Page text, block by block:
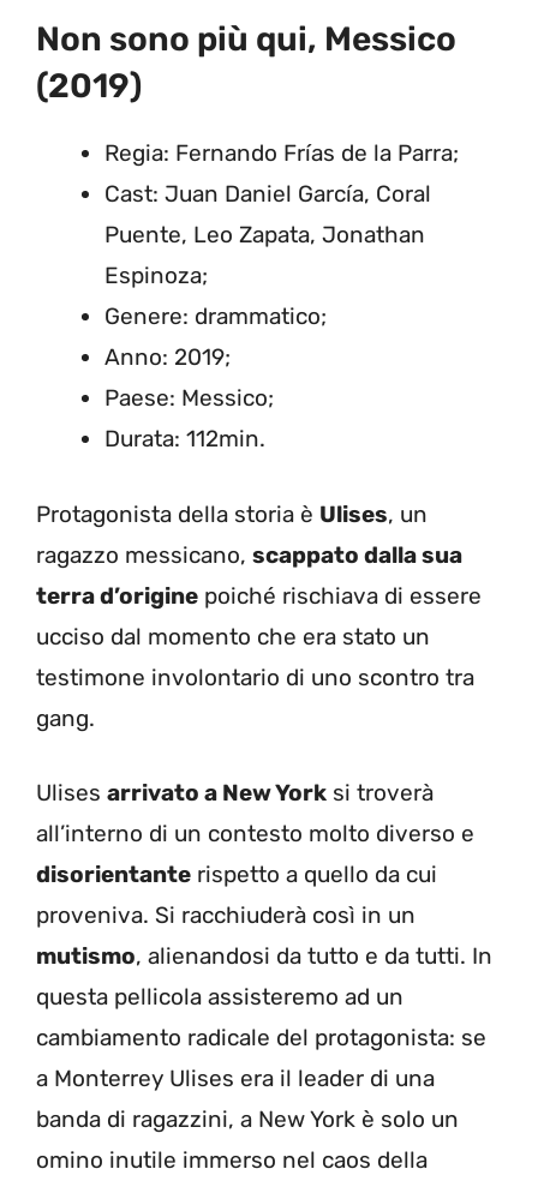
Non sono più qui, Messico
(2019)
Regia: Fernando Frías de la Parra;
Cast: Juan Daniel García, Coral
Puente, Leo Zapata, Jonathan
Espinoza;
Genere: drammatico;
Anno: 2019;
Paese: Messico;
Durata: 112min.
Protagonista della storia è Ulises, un
ragazzo messicano, scappato dalla sua
terra d’origine poiché rischiava di essere
ucciso dal momento che era stato un
testimone involontario di uno scontro tra
gang.
Ulises arrivato a New York si troverà
all’interno di un contesto molto diverso e
disorientante rispetto a quello da cui
proveniva. Si racchiuderà così in un
mutismo, alienandosi da tutto e da tutti. In
questa pellicola assisteremo ad un
cambiamento radicale del protagonista: se
a Monterrey Ulises era il leader di una
banda di ragazzini, a New York è solo un
omino inutile immerso nel caos della